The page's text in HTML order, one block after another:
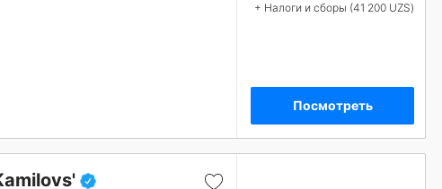
+ Налоги и сборы (41 200 UZS)
Посмотреть